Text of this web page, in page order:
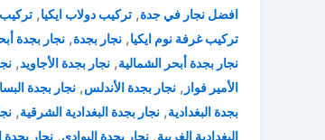
افضل نجار في جدة, تركيب دولاب ايكيا,
تركيب غرفة نوم ايكيا, نجار بجدة, نجار بجدة
نجار بجدة أبحر الشمالية, نجار بجدة الأجاويد,
الأمير فواز , نجار بجدة الأندلس, نجار بجدة
بجدة البغدادية, نجار بجدة البغدادية الشرقية,
البغدادية الغربية, نجار بجدة البوادي, نجار بجدة